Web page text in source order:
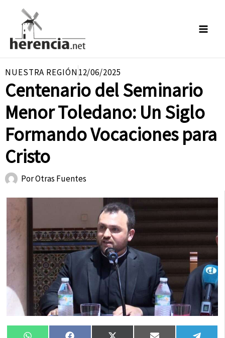
contenido
NUESTRA REGIÓN12/06/2025
Centenario del Seminario
Menor Toledano: Un Siglo
Formando Vocaciones para
Cristo
PorOtras Fuentes